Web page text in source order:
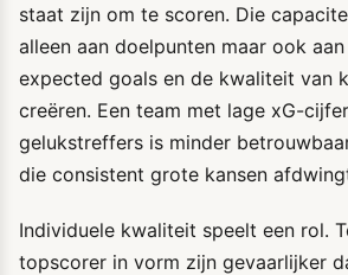
staat zijn om te scoren. Die
alleen aan doelpunten maar ook
expected goals en de kwaliteit van
creëren. Een team met lage xG-
gelukstreffers is minder
die consistent grote kansen
Individuele kwaliteit speelt een rol.
topscorer in vorm zijn gevaarlijker